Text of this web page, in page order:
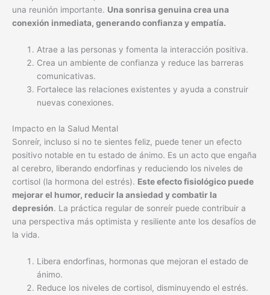
una reunión importante. Una sonrisa genuina crea una
conexión inmediata, generando confianza y empatía.
Atrae a las personas y fomenta la interacción positiva.
Crea un ambiente de confianza y reduce las barreras
comunicativas.
Fortalece las relaciones existentes y ayuda a construir
nuevas conexiones.
Impacto en la Salud Mental
Sonreír, incluso si no te sientes feliz, puede tener un efecto
positivo notable en tu estado de ánimo. Es un acto que engaña
al cerebro, liberando endorfinas y reduciendo los niveles de
cortisol (la hormona del estrés). Este efecto fisiológico puede
mejorar el humor, reducir la ansiedad y combatir la
depresión. La práctica regular de sonreír puede contribuir a
una perspectiva más optimista y resiliente ante los desafíos de
la vida.
Libera endorfinas, hormonas que mejoran el estado de
ánimo.
Reduce los niveles de cortisol, disminuyendo el estrés.